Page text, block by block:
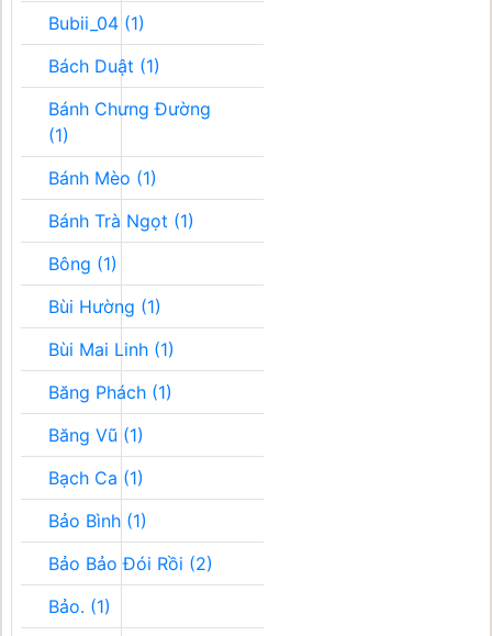
Bubii_04 (1)
Bách Duật (1)
Bánh Chưng Đường
(1)
Bánh Mèo (1)
Bánh Trà Ngọt (1)
Bông (1)
Bùi Hường (1)
Bùi Mai Linh (1)
Băng Phách (1)
Băng Vũ (1)
Bạch Ca (1)
Bảo Bình (1)
Bảo Bảo Đói Rồi (2)
Bảo. (1)